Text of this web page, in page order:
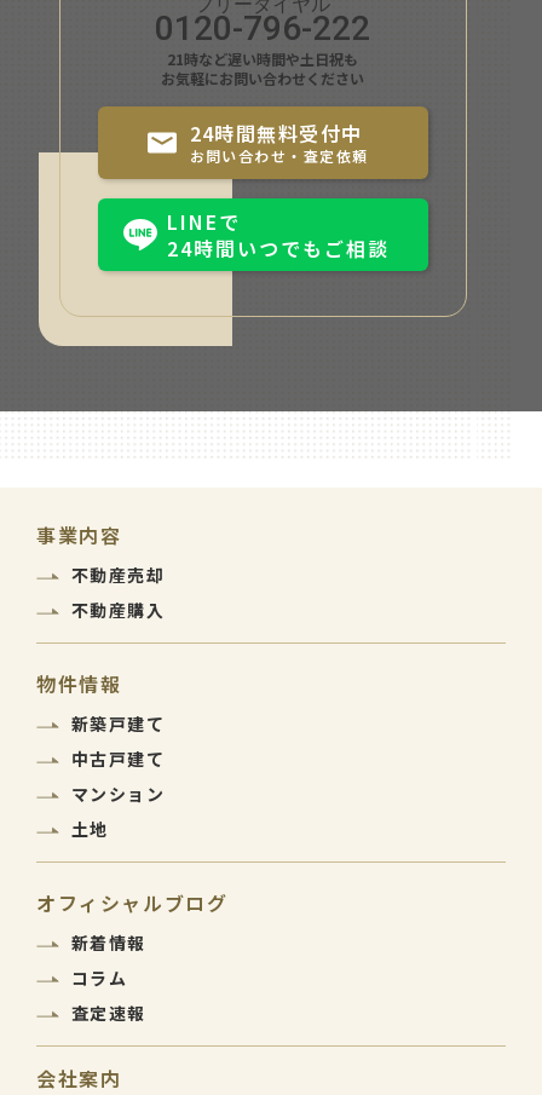
0120-796-222
21時など遅い時間や土日祝も
お気軽にお問い合わせください
24時間無料受付中
お問い合わせ・査定依頼
LINEで
24時間いつでもご相談
事業内容
不動産売却
不動産購入
物件情報
新築戸建て
中古戸建て
マンション
土地
オフィシャルブログ
新着情報
コラム
査定速報
会社案内